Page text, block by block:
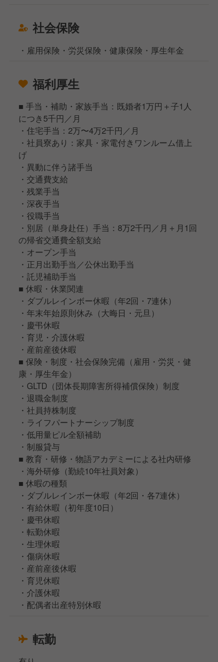
社会保険
・雇用保険・労災保険・健康保険・厚生年金
福利厚生
■ 手当・補助・家族手当：既婚者1万円＋子1人
につき5千円／月
・住宅手当：2万〜4万2千円／月
・社員寮あり：家具・家電付きワンルーム借上
げ
・異動に伴う諸手当
・交通費支給
・残業手当
・深夜手当
・役職手当
・別居（単身赴任）手当：8万2千円／月＋月1回
の帰省交通費全額支給
・オープン手当
・正月出勤手当／公休出勤手当
・託児補助手当
■ 休暇・休業関連
・ダブルレインボー休暇（年2回・7連休）
・年末年始原則休み（大晦日・元旦）
・慶弔休暇
・育児・介護休暇
・産前産後休暇
■ 保険・制度・社会保険完備（雇用・労災・健
康・厚生年金）
・GLTD（団体長期障害所得補償保険）制度
・退職金制度
・社員持株制度
・ライフパートナーシップ制度
・低用量ピル全額補助
・制服貸与
■ 教育・研修・物語アカデミーによる社内研修
・海外研修（勤続10年社員対象）
■ 休暇の種類
・ダブルレインボー休暇（年2回・各7連休）
・有給休暇（初年度10日）
・慶弔休暇
・転勤休暇
・生理休暇
・傷病休暇
・産前産後休暇
・育児休暇
・介護休暇
・配偶者出産特別休暇
転勤